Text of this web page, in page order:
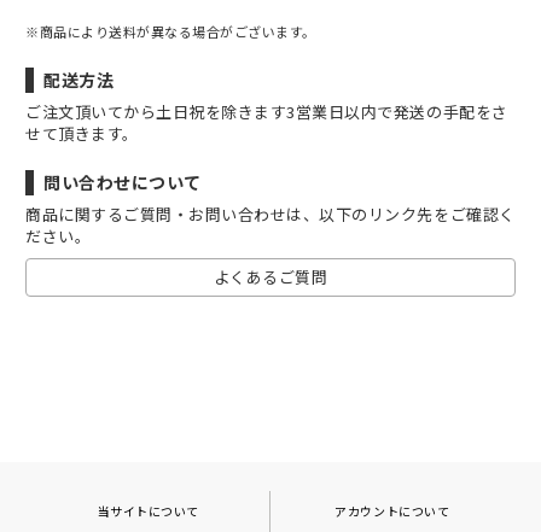
※商品により送料が異なる場合がございます。
配送方法
ご注文頂いてから土日祝を除きます3営業日以内で発送の手配をさ
せて頂きます。
問い合わせについて
商品に関するご質問・お問い合わせは、以下のリンク先をご確認く
ださい。
よくあるご質問
当サイトについて アカウントについて